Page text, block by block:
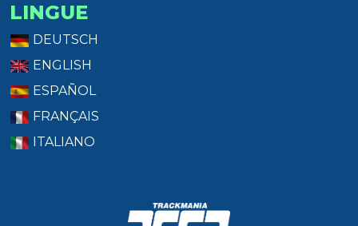
LINGUE
DEUTSCH
ENGLISH
ESPAÑOL
FRANÇAIS
ITALIANO